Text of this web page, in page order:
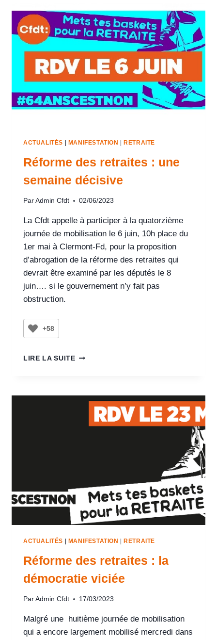
ACTUALITÉS | MANIFESTATION |RETRAITE
Réforme des retraites : une
semaine décisive
Par Admin Cfdt 02/06/2023
La Cfdt appelle à participer à la quatorzième
journée de mobilisation le 6 juin, 10h place du
1er mai à Clermont-Fd, pour la proposition
d’abrogation de la réforme des retraites qui
devrait être examiné par les députés le 8
juin…. si le gouvernement n’y fait pas
obstruction.
+58
LIRE LA SUITE
ACTUALITÉS MANIFESTATION RETRAITE
Réforme des retraites : la
démocratie viciée
Par Admin Cfdt 17/03/2023
Malgré une huitième journée de mobilisation
qui a encore largement mobilisé mercredi dans